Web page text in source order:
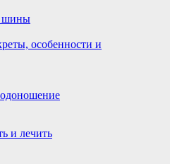
шины
особенности и
и лечить